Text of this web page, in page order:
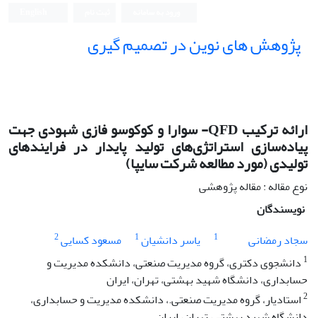
پژوهش های نوین در تصمیم گیری
ارائه ترکیب QFD- سوارا و کوکوسو فازی شهودی جهت
پیاده‌سازی استراتژی‌های تولید پایدار در فرایندهای
تولیدی (مورد مطالعه شرکت سایپا)
نوع مقاله : مقاله پژوهشی
نویسندگان
سجاد رمضانی
1 یاسر دانشیان1 مسعود کسایی2
1 دانشجوی دکتری، گروه مدیریت صنعتی، دانشکده مدیریت و
حسابداری، دانشگاه شهید بهشتی، تهران، ایران
2استادیار، گروه مدیریت صنعتی.، دانشکده مدیریت و حسابداری،